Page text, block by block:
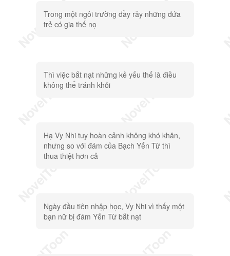
Trong một ngôi trường đầy rẫy những đứa
trẻ có gia thế nọ
Thì việc bắt nạt những kẻ yếu thế là điều
không thể tránh khỏi
Hạ Vy Nhi tuy hoàn cảnh không khó khăn,
nhưng so với đám của Bạch Yến Từ thì
thua thiệt hơn cả
Ngày đầu tiên nhập học, Vy Nhi vì thấy một
bạn nữ bị đám Yến Từ bắt nạt